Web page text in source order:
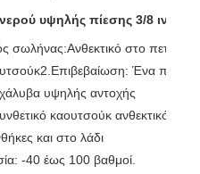
υψηλής πίεσης 3/8
σωλήνας:Ανθεκτικό στο
Ένα
υψηλής αντοχής
καουτσούκ ανθεκτικό στις
και στο λάδι
-40 έως 100 βαθμοί.